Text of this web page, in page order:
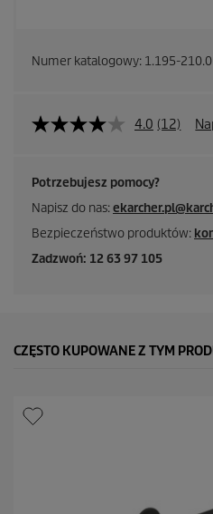
Numer katalogowy: 1.195-210.0
4.0 (12)
Potrzebujesz pomocy?
Napisz do nas:
Bezpieczeństwo produktów:
Zadzwoń: 12 63 97 105
CZĘSTO KUPOWANE Z TYM